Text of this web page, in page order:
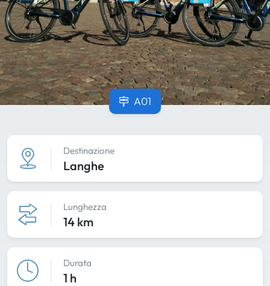
A01
Destinazione
Langhe
Lunghezza
14 km
Durata
1 h